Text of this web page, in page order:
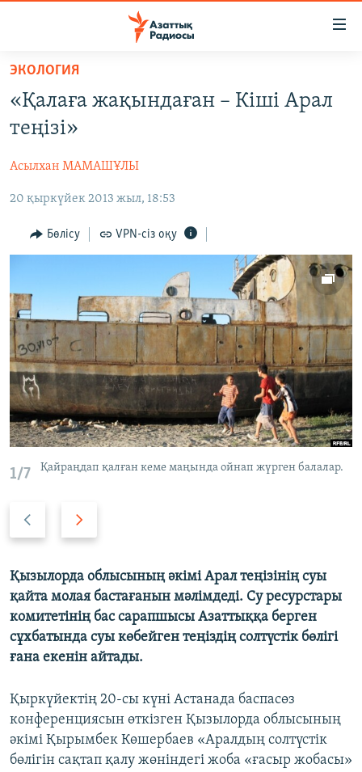
Skip
main
content
to
Navigation
САЯСАТ
ҚАҢТАР ОҚИҒАСЫ
АДАМ ҚҰҚЫҚТАРЫ
ӘЛЕУМЕТ
АРНАЙЫ ЖОБАЛАР
Русский
ЖАЗЫЛЫҢЫЗ
Басқа тілдерде
ЭКОЛОГИЯ
«Қалаға жақындаған – Кіші Арал
теңізі»
Асылхан МАМАШҰЛЫ
20 қыркүйек 2013 жыл, 18:53
Бөлісу VPN-сіз оқу
1/7 Қайраңдап қалған кеме маңында ойнап жүрген балалар.
Previous
Next
Қызылорда облысының әкімі Арал теңізінің суы
қайта молая бастағанын мәлімдеді. Су ресурстары
комитетінің бас сарапшысы Азаттыққа берген
сұхбатында суы көбейген теңіздің солтүстік бөлігі
ғана екенін айтады.
Қыркүйектің 20-сы күні Астанада баспасөз
конференциясын өткізген Қызылорда облысының
әкімі Қырымбек Көшербаев «Аралдың солтүстік
бөлігін сақтап қалу жөніндегі жоба «ғасыр жобасы»